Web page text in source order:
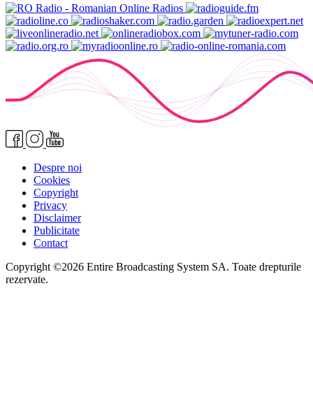
Despre noi
Cookies
Copyright
Privacy
Disclaimer
Publicitate
Contact
Copyright ©2026 Entire Broadcasting System SA. Toate drepturile
rezervate.